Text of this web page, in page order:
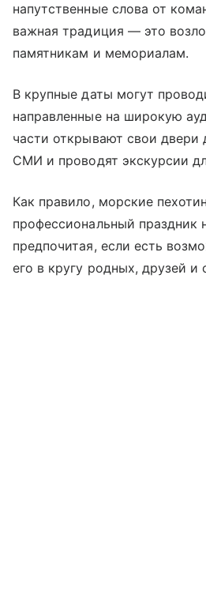
напутственные слова от
важная традиция — это
памятникам и мемориалам.
В крупные даты могут
направленные на широкую
части открывают свои двери
СМИ и проводят экскурсии
Как правило, морские
профессиональный праздник
предпочитая, если есть
его в кругу родных, друзей и